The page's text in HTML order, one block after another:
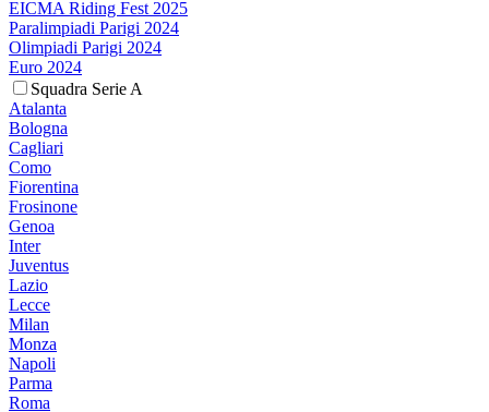
EICMA Riding Fest 2025
Paralimpiadi Parigi 2024
Olimpiadi Parigi 2024
Euro 2024
Squadra Serie A
Atalanta
Bologna
Cagliari
Como
Fiorentina
Frosinone
Genoa
Inter
Juventus
Lazio
Lecce
Milan
Monza
Napoli
Parma
Roma